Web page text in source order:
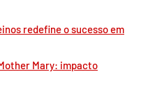
redefine o sucesso em
Mary: impacto